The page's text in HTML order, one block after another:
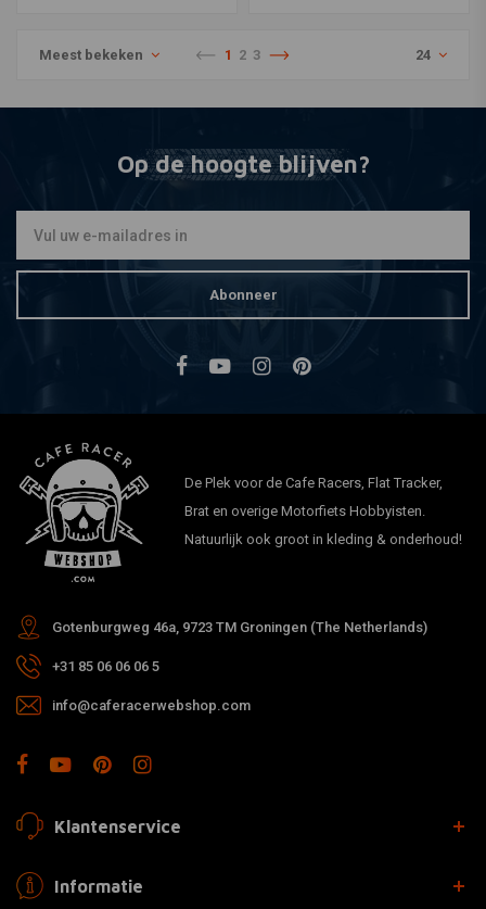
Meest bekeken 1 2 3 24
Op de hoogte blijven?
Abonneer
De Plek voor de Cafe Racers, Flat Tracker,
Brat en overige Motorfiets Hobbyisten.
Natuurlijk ook groot in kleding & onderhoud!
Gotenburgweg 46a, 9723 TM Groningen (The Netherlands)
+31 85 06 06 06 5
info@caferacerwebshop.com
Klantenservice
Informatie